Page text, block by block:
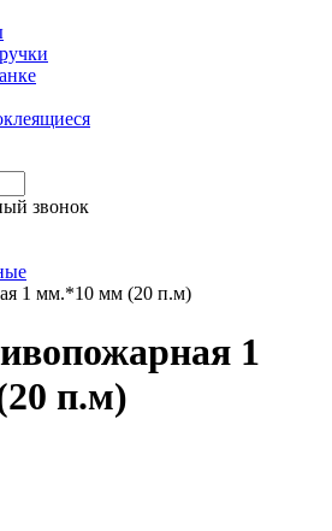
звонок
1 мм.*10 мм (20 п.м)
1
п.м)